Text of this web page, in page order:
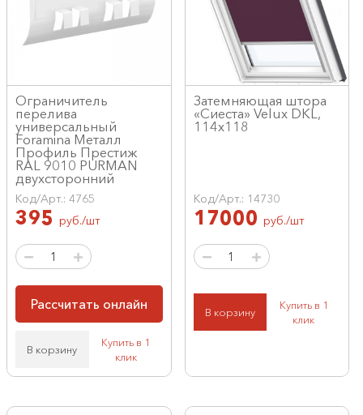
Ограничитель
перелива
универсальный
Foramina Металл
Профиль Престиж
RAL 9010 PURMAN
двухсторонний
Код/Арт.: 4765
395 руб./шт
Рассчитать онлайн
В корзину
Купить в 1
клик
Затемняющая штора
«Сиеста» Velux DKL,
114x118
Код/Арт.: 14730
17000 руб./шт
В корзину
Купить в 1
клик